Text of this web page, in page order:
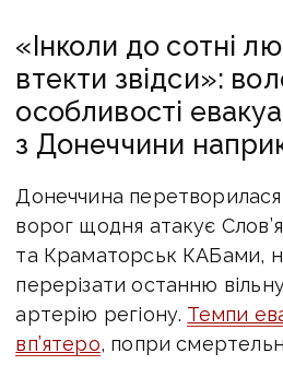
«Інколи до сотні
втекти звідси»:
особливості
з Донеччини
Донеччина перетворилася
ворог щодня атакує
та Краматорськ КАБами,
перерізати останню
артерію регіону. Темпи
вп’ятеро, попри